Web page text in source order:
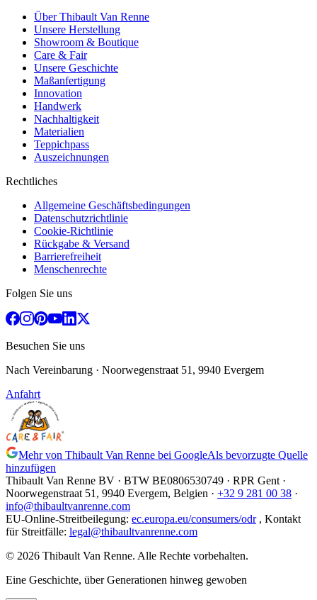
Über Thibault Van Renne
Unsere Herstellung
Showroom & Boutique
Care & Fair
Unsere Geschichte
Maßanfertigung
Innovation
Handwerk
Nachhaltigkeit
Materialien
Teppichpass
Auszeichnungen
Rechtliches
Allgemeine Geschäftsbedingungen
Datenschutzrichtlinie
Cookie-Richtlinie
Rückgabe & Versand
Barrierefreiheit
Menschenrechte
Folgen Sie uns
Besuchen Sie uns
Nach Vereinbarung · Noorwegenstraat 51, 9940 Evergem
Anfahrt
Mehr von Thibault Van Renne bei GoogleAls bevorzugte Quelle
hinzufügen
Thibault Van Renne BV · BTW BE0806530749 · RPR Gent ·
Noorwegenstraat 51, 9940 Evergem, Belgien · +32 9 281 00 38 ·
info@thibaultvanrenne.com
EU-Online-Streitbeilegung: ec.europa.eu/consumers/odr , Kontakt
für Streitfälle: legal@thibaultvanrenne.com
© 2026 Thibault Van Renne. Alle Rechte vorbehalten.
Eine Geschichte, über Generationen hinweg gewoben